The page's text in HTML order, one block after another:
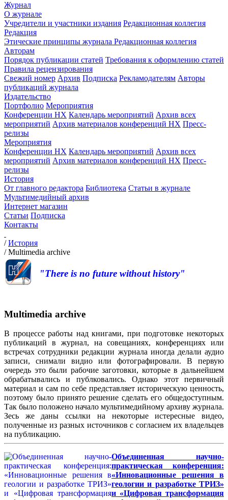
Журнал
О журнале
Учредители и участники издания Редакционная коллегия
Редакция
Этические принципы журнала Редакционная коллегия
Авторам
Порядок публикации статей Требования к оформлению статей
Правила рецензирования
Свежий номер Архив Подписка Рекламодателям Авторы
публикаций журнала
Издательство
Портфолио Мероприятия
Конференции НХ Календарь мероприятий Архив всех
мероприятий Архив материалов конференций НХ Пресс-
релизы
Мероприятия
Конференции НХ Календарь мероприятий Архив всех
мероприятий Архив материалов конференций НХ Пресс-
релизы
История
От главного редактора Библиотека Статьи в журнале
Мультимедийный архив
Интернет магазин
Статьи Подписка
Контакты
/История
/Multimedia archive
"There is no future without history"
Multimedia archive
В процессе работы над книгами, при подготовке некоторых
публикаций в журнал, на совещаниях, конференциях или
встречах сотрудники редакции журнала иногда делали аудио
записи, снимали видио или фотографировали. В первую
очередь это были рабочие заготовки, которые в дальнейшем
обрабатывались и публковались. Однако этот первичный
материал и сам по себе представляет историческую ценность,
поэтому было принято решение сделать его общедоступным.
Так было положено начало мультимедийному архиву журнала.
Зесь же даны ссылки на некоторые истересные видео,
полученные из разных источников с согласием их владельцев
на публикацию.
Объединенная научно-
практическая конференция:
«Инновационные решения в
геологии и разработке ТРИЗ»
и «Цифровая трансформация